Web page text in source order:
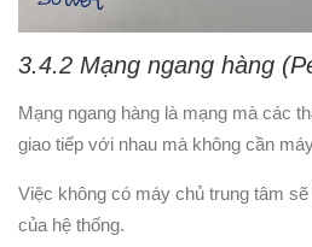
3.4.2 Mạng ngang hàng
Mạng ngang hàng là mạng mà các
giao tiếp với nhau mà không cần
Việc không có máy chủ trung tâm
của hệ thống.